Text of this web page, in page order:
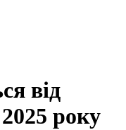
від
2025 року